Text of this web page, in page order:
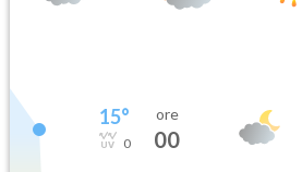
15°
0
ore
00